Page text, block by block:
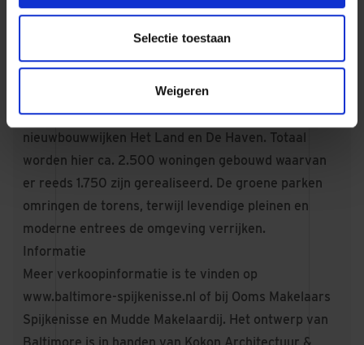
Selectie toestaan
Weigeren
uit Dura Vermeer, VORM en Ballast Nedam
Development en ligt aan een boulevard aan de Oude
Maas. Het Waterfront maakt onderdeel uit van de
gebiedsontwikkeling De Elementen met o.a.
nieuwbouwwijken Het Land en De Haven. Totaal
worden hier ca. 2.500 woningen gebouwd waarvan
er reeds 1.750 zijn gerealiseerd. De groene parken
omringen de torens, terwijl levendige pleinen en
moderne entrees de omgeving verrijken.
Informatie
Meer verkoopinformatie is te vinden op
www.baltimore-spijkenisse.nl of bij Ooms Makelaars
Spijkenisse en Mudde Makelaardij. Het ontwerp van